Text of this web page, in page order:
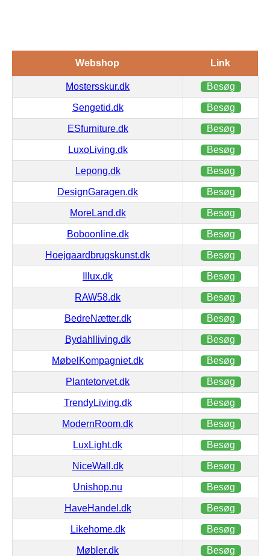
Webshop Link
Mostersskur.dk Besøg
Sengetid.dk Besøg
ESfurniture.dk Besøg
LuxoLiving.dk Besøg
Lepong.dk Besøg
DesignGaragen.dk Besøg
MoreLand.dk Besøg
Boboonline.dk Besøg
Hoejgaardbrugskunst.dk Besøg
Illux.dk Besøg
RAW58.dk Besøg
BedreNætter.dk Besøg
Bydahlliving.dk Besøg
MøbelKompagniet.dk Besøg
Plantetorvet.dk Besøg
TrendyLiving.dk Besøg
ModernRoom.dk Besøg
LuxLight.dk Besøg
NiceWall.dk Besøg
Unishop.nu Besøg
HaveHandel.dk Besøg
Likehome.dk Besøg
Møbler.dk Besøg